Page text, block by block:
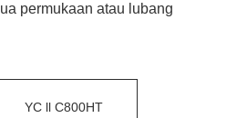
permukaan atau lubang
YC ll C800HT